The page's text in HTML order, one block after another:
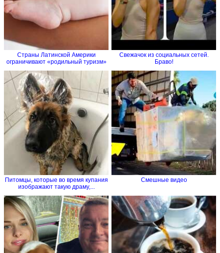
Страны Латинской Америки
ограничивают «родильный туризм»
Свежачок из социальных сетей.
Браво!
Питомцы, которые во время купания
изображают такую драму,...
Смешные видео